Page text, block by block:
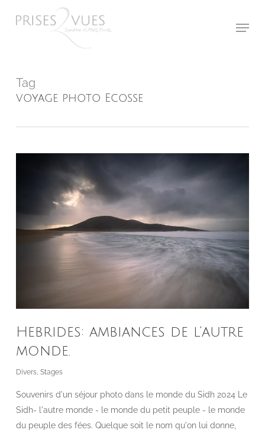
Menu
Tag
voyage photo Ecosse
Hebrides: ambiances de l’autre
monde.
Divers, Stages
Souvenirs d'un séjour photo dans le monde du Sidh 2024 Le
Sidh- l'autre monde - le monde du petit peuple - le monde
du peuple des fées. Quelque soit le nom qu'on lui donne,